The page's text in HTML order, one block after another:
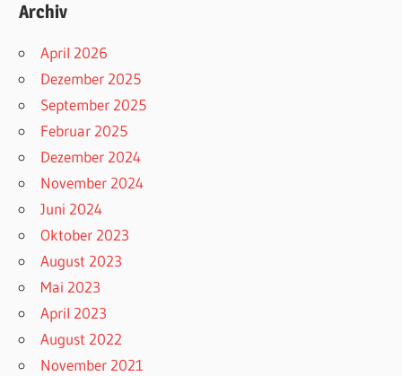
Archiv
April 2026
Dezember 2025
September 2025
Februar 2025
Dezember 2024
November 2024
Juni 2024
Oktober 2023
August 2023
Mai 2023
April 2023
August 2022
November 2021